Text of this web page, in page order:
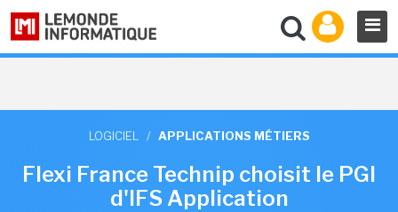
LOGICIEL / APPLICATIONS MÉTIERS
Flexi France Technip choisit le PGI
d'IFS Application